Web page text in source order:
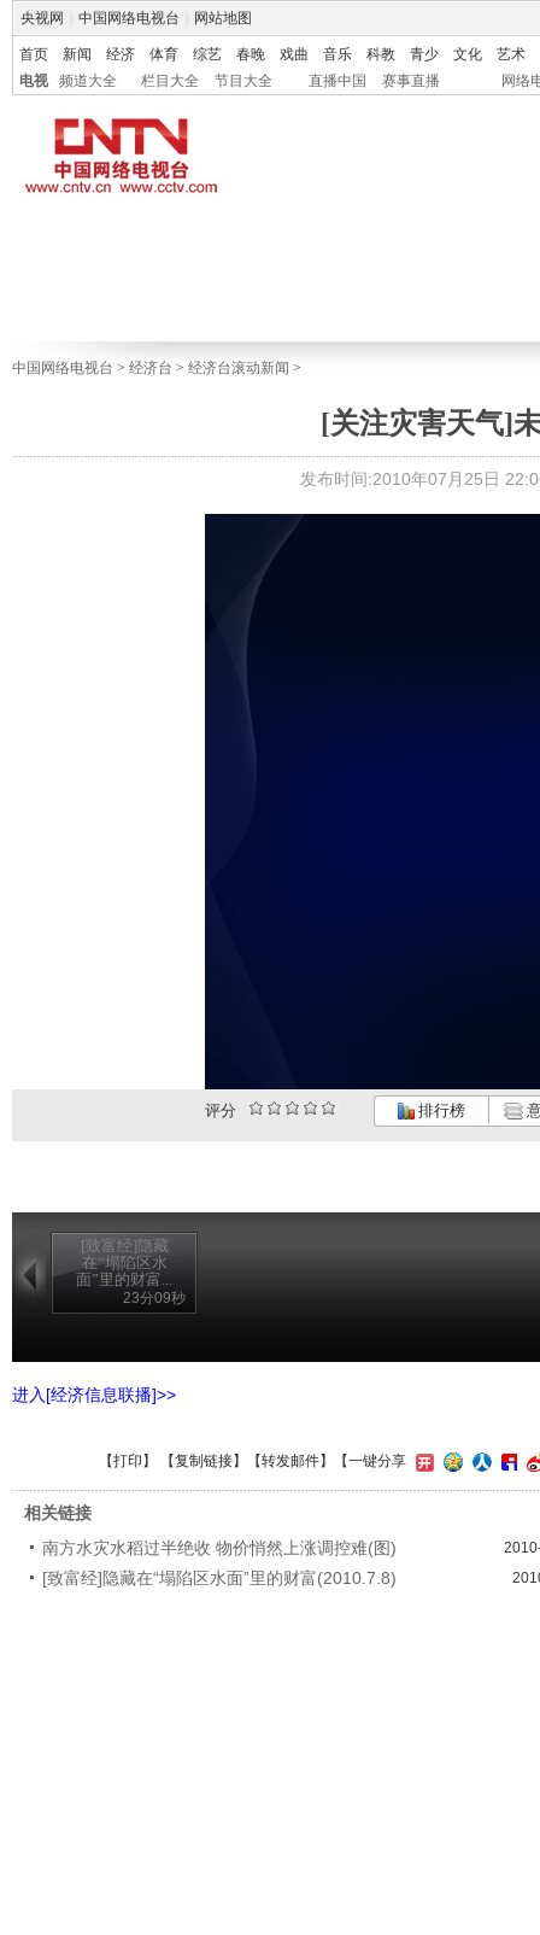
央视网 中国网络电视台 网站地图
首页 新闻 经济 体育 综艺 春晚 戏曲 音乐 科教 青少 文化
艺术
电视
频道大全 栏目大全 节目大全 直播中国 赛事直播 网络
中国网络电视台 > 经济台 > 经济台滚动新闻 >
[关注灾害天气]
发布时间:2010年07月25日
评分 排行榜
[致富经]隐藏
在“塌陷区水
面”里的财富...
23分09秒
进入[经济信息联播]>>
【打印 】 【复制链接】【转发邮件】 【一键分享
相关链接
南方水灾水稻过半绝收 物价悄然上涨调控难(图)
[致富经]隐藏在“塌陷区水面”里的财富(2010.7.8)